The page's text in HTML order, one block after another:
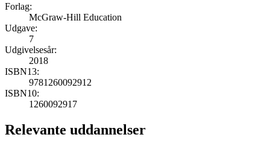
Forlag:
McGraw-Hill Education
Udgave:
7
Udgivelsesår:
2018
ISBN13:
9781260092912
ISBN10:
1260092917
Relevante uddannelser